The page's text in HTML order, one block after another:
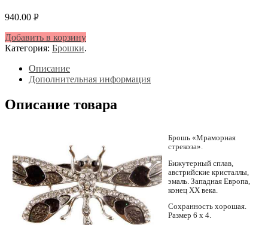
940.00 Р
Добавить в корзину
Категория: Брошки.
Описание
Дополнительная информация
Описание товара
Брошь «Мраморная
стрекоза».
Бижутерный сплав,
австрийские кристаллы,
эмаль. Западная Европа,
конец XX века.
Сохранность хорошая.
Размер 6 х 4.